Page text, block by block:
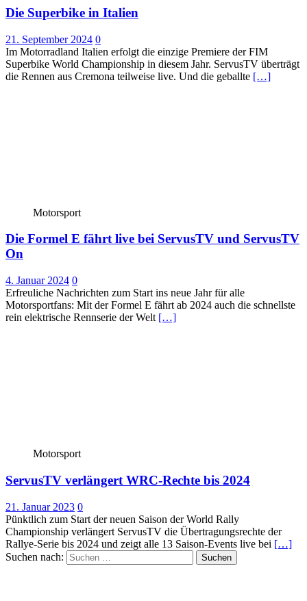
Die Superbike in Italien
21. September 2024 0
Im Motorradland Italien erfolgt die einzige Premiere der FIM
Superbike World Championship in diesem Jahr. ServusTV überträgt
die Rennen aus Cremona teilweise live. Und die geballte […]
Motorsport
Die Formel E fährt live bei ServusTV und ServusTV
On
4. Januar 2024 0
Erfreuliche Nachrichten zum Start ins neue Jahr für alle
Motorsportfans: Mit der Formel E fährt ab 2024 auch die schnellste
rein elektrische Rennserie der Welt […]
Motorsport
ServusTV verlängert WRC-Rechte bis 2024
21. Januar 2023 0
Pünktlich zum Start der neuen Saison der World Rally
Championship verlängert ServusTV die Übertragungsrechte der
Rallye-Serie bis 2024 und zeigt alle 13 Saison-Events live bei […]
Suchen nach: